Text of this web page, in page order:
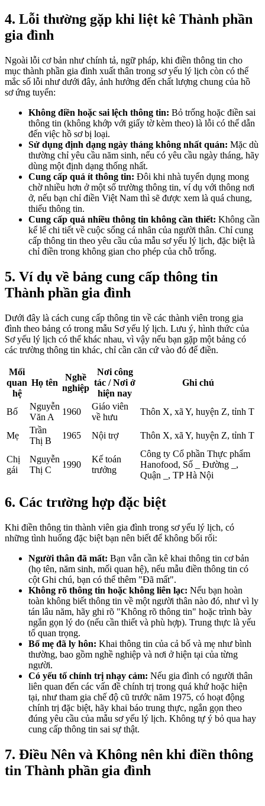
4. Lỗi thường gặp khi liệt kê Thành phần
gia đình
Ngoài lỗi cơ bản như chính tả, ngữ pháp, khi điền thông tin cho
mục thành phần gia đình xuất thân trong sơ yếu lý lịch còn có thể
mắc số lỗi như dưới đây, ảnh hưởng đến chất lượng chung của hồ
sơ ứng tuyển:
Không điền hoặc sai lệch thông tin: Bỏ trống hoặc điền sai
thông tin (không khớp với giấy tờ kèm theo) là lỗi có thể dẫn
đến việc hồ sơ bị loại.
Sử dụng định dạng ngày tháng không nhất quán: Mặc dù
thường chỉ yêu cầu năm sinh, nếu có yêu cầu ngày tháng, hãy
dùng một định dạng thống nhất.
Cung cấp quá ít thông tin: Đôi khi nhà tuyển dụng mong
chờ nhiều hơn ở một số trường thông tin, ví dụ với thông nơi
ở, nếu bạn chỉ điền Việt Nam thì sẽ được xem là quá chung,
thiếu thông tin.
Cung cấp quá nhiều thông tin không cần thiết: Không cần
kể lể chi tiết về cuộc sống cá nhân của người thân. Chỉ cung
cấp thông tin theo yêu cầu của mẫu sơ yếu lý lịch, đặc biệt là
chỉ điền trong không gian cho phép của chỗ trống.
5. Ví dụ về bảng cung cấp thông tin
Thành phần gia đình
Dưới đây là cách cung cấp thông tin về các thành viên trong gia
đình theo bảng có trong mẫu Sơ yếu lý lịch. Lưu ý, hình thức của
Sơ yếu lý lịch có thể khác nhau, vì vậy nếu bạn gặp một bảng có
các trường thông tin khác, chỉ cần căn cứ vào đó để điền.
Mối
quan
hệ
Họ tên
Nghề
nghiệp
Nơi công
tác / Nơi ở
hiện nay
Ghi chú
Bố
Nguyễn
Văn A
1960
Giáo viên
về hưu
Thôn X, xã Y, huyện Z, tỉnh T
Mẹ
Trần
Thị B
1965 Nội trợ Thôn X, xã Y, huyện Z, tỉnh T
Chị
gái
Nguyễn
Thị C
1990
Kế toán
trưởng
Công ty Cổ phần Thực phẩm
Hanofood, Số _ Đường _,
Quận _, TP Hà Nội
6. Các trường hợp đặc biệt
Khi điền thông tin thành viên gia đình trong sơ yếu lý lịch, có
những tình huống đặc biệt bạn nên biết để không bối rối:
Người thân đã mất: Bạn vẫn cần kê khai thông tin cơ bản
(họ tên, năm sinh, mối quan hệ), nếu mẫu điền thông tin có
cột Ghi chú, bạn có thể thêm "Đã mất".
Không rõ thông tin hoặc không liên lạc: Nếu bạn hoàn
toàn không biết thông tin về một người thân nào đó, như vì ly
tán lâu năm, hãy ghi rõ "Không rõ thông tin" hoặc trình bày
ngắn gọn lý do (nếu cần thiết và phù hợp). Trung thực là yếu
tố quan trọng.
Bố mẹ đã ly hôn: Khai thông tin của cả bố và mẹ như bình
thường, bao gồm nghề nghiệp và nơi ở hiện tại của từng
người.
Có yếu tố chính trị nhạy cảm: Nếu gia đình có người thân
liên quan đến các vấn đề chính trị trong quá khứ hoặc hiện
tại, như tham gia chế độ cũ trước năm 1975, có hoạt động
chính trị đặc biệt, hãy khai báo trung thực, ngắn gọn theo
đúng yêu cầu của mẫu sơ yếu lý lịch. Không tự ý bỏ qua hay
cung cấp thông tin sai sự thật.
7. Điều Nên và Không nên khi điền thông
tin Thành phần gia đình